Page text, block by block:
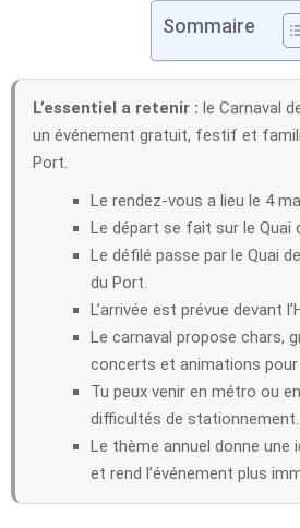
Sommaire
L’essentiel a retenir : le Carnaval
un événement gratuit, festif et
Port.
Le rendez-vous a lieu le 4
Le départ se fait sur le Quai
Le défilé passe par le Quai
du Port.
L’arrivée est prévue devant
Le carnaval propose chars,
concerts et animations pour
Tu peux venir en métro ou
difficultés de stationnement.
Le thème annuel donne
et rend l’événement plus